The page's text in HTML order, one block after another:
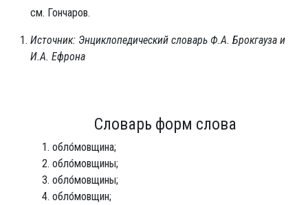
см. Гончаров.
Источник: Энциклопедический словарь Ф.А. Брокгауза и
И.А. Ефрона
Словарь форм слова
обло́мовщина;
обло́мовщины;
обло́мовщины;
обло́мовщин;